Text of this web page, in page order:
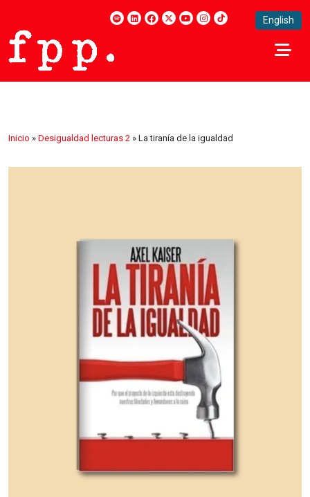
English
Inicio » Desigualdad lecturas 2 » La tiranía de la igualdad